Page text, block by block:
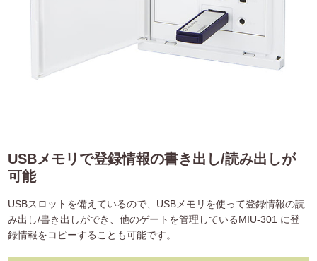
USBメモリで登録情報の書き出し/読み出しが
可能
USBスロットを備えているので、USBメモリを使って登録情報の読
み出し/書き出しができ、他のゲートを管理しているMIU-301 に登
録情報をコピーすることも可能です。